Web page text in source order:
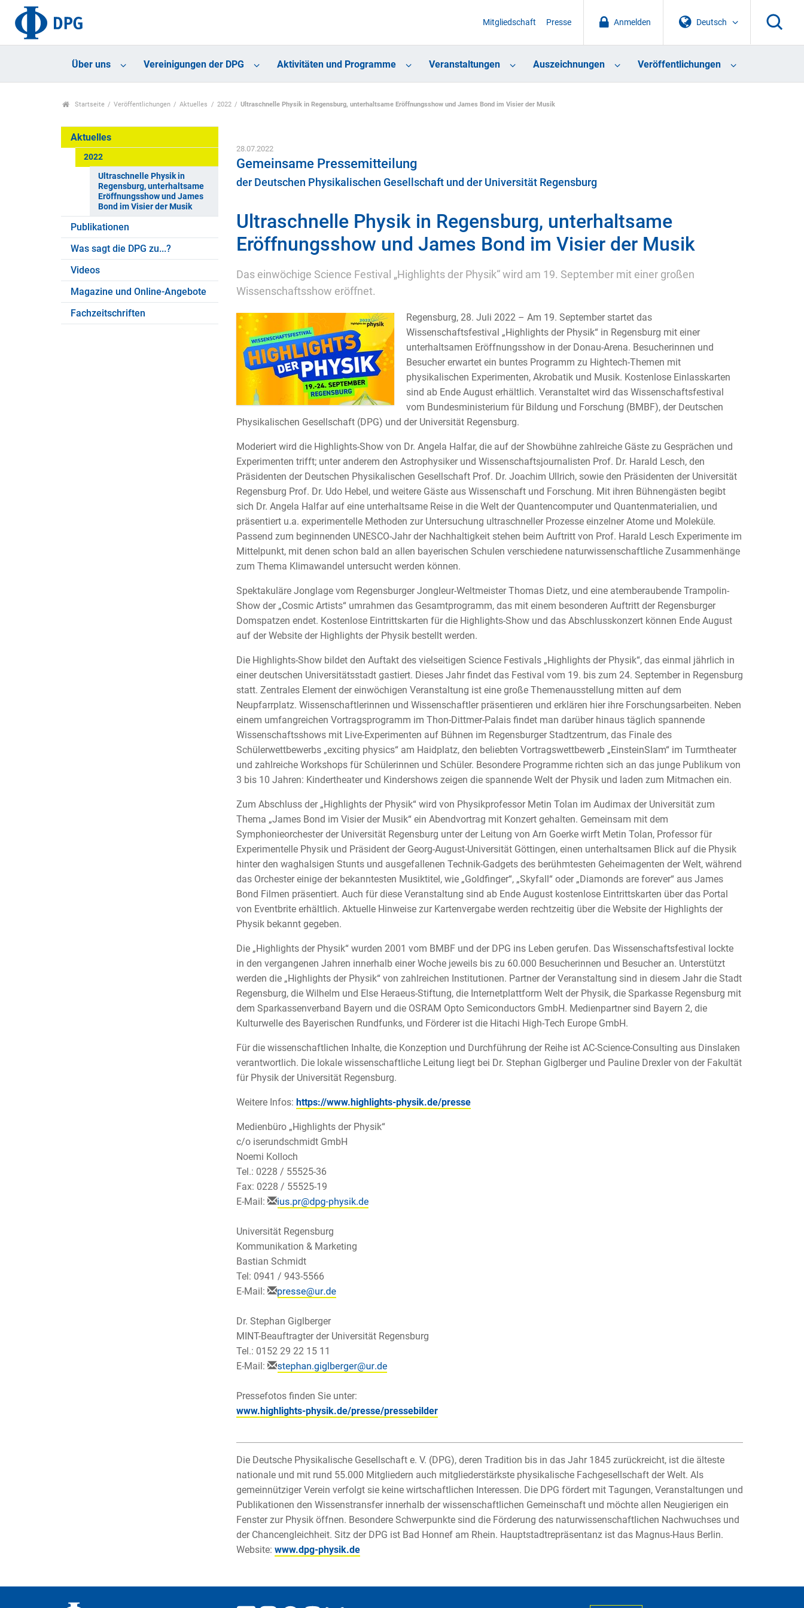
Deutsch
Anmelden
Mitgliedschaft Presse
Über uns Vereinigungen der DPG Aktivitäten und Programme Veranstaltungen Auszeichnungen Veröffentlichungen
Startseite Veröffentlichungen Aktuelles 2022 Ultraschnelle Physik in Regensburg, unterhaltsame Eröffnungsshow und James Bond im Visier der Musik
Aktuelles
2022
Ultraschnelle Physik in
Regensburg, unterhaltsame
Eröffnungsshow und James
Bond im Visier der Musik
Publikationen
Was sagt die DPG zu...?
Videos
Magazine und Online-Angebote
Fachzeitschriften
28.07.2022
Gemeinsame Pressemitteilung
der Deutschen Physikalischen Gesellschaft und der Universität Regensburg
Ultraschnelle Physik in Regensburg, unterhaltsame
Eröffnungsshow und James Bond im Visier der Musik
Das einwöchige Science Festival „Highlights der Physik“ wird am 19. September mit einer großen
Wissenschaftsshow eröffnet.
Regensburg, 28. Juli 2022 – Am 19. September startet das
Wissenschaftsfestival „Highlights der Physik“ in Regensburg mit einer
unterhaltsamen Eröffnungsshow in der Donau-Arena. Besucherinnen und
Besucher erwartet ein buntes Programm zu Hightech-Themen mit
physikalischen Experimenten, Akrobatik und Musik. Kostenlose Einlasskarten
sind ab Ende August erhältlich. Veranstaltet wird das Wissenschaftsfestival
vom Bundesministerium für Bildung und Forschung (BMBF), der Deutschen
Physikalischen Gesellschaft (DPG) und der Universität Regensburg.
Moderiert wird die Highlights-Show von Dr. Angela Halfar, die auf der Showbühne zahlreiche Gäste zu Gesprächen und
Experimenten trifft; unter anderem den Astrophysiker und Wissenschaftsjournalisten Prof. Dr. Harald Lesch, den
Präsidenten der Deutschen Physikalischen Gesellschaft Prof. Dr. Joachim Ullrich, sowie den Präsidenten der Universität
Regensburg Prof. Dr. Udo Hebel, und weitere Gäste aus Wissenschaft und Forschung. Mit ihren Bühnengästen begibt
sich Dr. Angela Halfar auf eine unterhaltsame Reise in die Welt der Quantencomputer und Quantenmaterialien, und
präsentiert u.a. experimentelle Methoden zur Untersuchung ultraschneller Prozesse einzelner Atome und Moleküle.
Passend zum beginnenden UNESCO-Jahr der Nachhaltigkeit stehen beim Auftritt von Prof. Harald Lesch Experimente im
Mittelpunkt, mit denen schon bald an allen bayerischen Schulen verschiedene naturwissenschaftliche Zusammenhänge
zum Thema Klimawandel untersucht werden können.
Spektakuläre Jonglage vom Regensburger Jongleur-Weltmeister Thomas Dietz, und eine atemberaubende Trampolin-
Show der „Cosmic Artists“ umrahmen das Gesamtprogramm, das mit einem besonderen Auftritt der Regensburger
Domspatzen endet. Kostenlose Eintrittskarten für die Highlights-Show und das Abschlusskonzert können Ende August
auf der Website der Highlights der Physik bestellt werden.
Die Highlights-Show bildet den Auftakt des vielseitigen Science Festivals „Highlights der Physik“, das einmal jährlich in
einer deutschen Universitätsstadt gastiert. Dieses Jahr findet das Festival vom 19. bis zum 24. September in Regensburg
statt. Zentrales Element der einwöchigen Veranstaltung ist eine große Themenausstellung mitten auf dem
Neupfarrplatz. Wissenschaftlerinnen und Wissenschaftler präsentieren und erklären hier ihre Forschungsarbeiten. Neben
einem umfangreichen Vortragsprogramm im Thon-Dittmer-Palais findet man darüber hinaus täglich spannende
Wissenschaftsshows mit Live-Experimenten auf Bühnen im Regensburger Stadtzentrum, das Finale des
Schülerwettbewerbs „exciting physics“ am Haidplatz, den beliebten Vortragswettbewerb „EinsteinSlam“ im Turmtheater
und zahlreiche Workshops für Schülerinnen und Schüler. Besondere Programme richten sich an das junge Publikum von
3 bis 10 Jahren: Kindertheater und Kindershows zeigen die spannende Welt der Physik und laden zum Mitmachen ein.
Zum Abschluss der „Highlights der Physik“ wird von Physikprofessor Metin Tolan im Audimax der Universität zum
Thema „James Bond im Visier der Musik“ ein Abendvortrag mit Konzert gehalten. Gemeinsam mit dem
Symphonieorchester der Universität Regensburg unter der Leitung von Arn Goerke wirft Metin Tolan, Professor für
Experimentelle Physik und Präsident der Georg-August-Universität Göttingen, einen unterhaltsamen Blick auf die Physik
hinter den waghalsigen Stunts und ausgefallenen Technik-Gadgets des berühmtesten Geheimagenten der Welt, während
das Orchester einige der bekanntesten Musiktitel, wie „Goldfinger“, „Skyfall“ oder „Diamonds are forever“ aus James
Bond Filmen präsentiert. Auch für diese Veranstaltung sind ab Ende August kostenlose Eintrittskarten über das Portal
von Eventbrite erhältlich. Aktuelle Hinweise zur Kartenvergabe werden rechtzeitig über die Website der Highlights der
Physik bekannt gegeben.
Die „Highlights der Physik“ wurden 2001 vom BMBF und der DPG ins Leben gerufen. Das Wissenschaftsfestival lockte
in den vergangenen Jahren innerhalb einer Woche jeweils bis zu 60.000 Besucherinnen und Besucher an. Unterstützt
werden die „Highlights der Physik“ von zahlreichen Institutionen. Partner der Veranstaltung sind in diesem Jahr die Stadt
Regensburg, die Wilhelm und Else Heraeus-Stiftung, die Internetplattform Welt der Physik, die Sparkasse Regensburg mit
dem Sparkassenverband Bayern und die OSRAM Opto Semiconductors GmbH. Medienpartner sind Bayern 2, die
Kulturwelle des Bayerischen Rundfunks, und Förderer ist die Hitachi High-Tech Europe GmbH.
Für die wissenschaftlichen Inhalte, die Konzeption und Durchführung der Reihe ist AC-Science-Consulting aus Dinslaken
verantwortlich. Die lokale wissenschaftliche Leitung liegt bei Dr. Stephan Giglberger und Pauline Drexler von der Fakultät
für Physik der Universität Regensburg.
Weitere Infos: https://www.highlights-physik.de/presse
Medienbüro „Highlights der Physik“
c/o iserundschmidt GmbH
Noemi Kolloch
Tel.: 0228 / 55525-36
Fax: 0228 / 55525-19
E-Mail:
Universität Regensburg
Kommunikation & Marketing
Bastian Schmidt
Tel: 0941 / 943-5566
E-Mail:
Dr. Stephan Giglberger
MINT-Beauftragter der Universität Regensburg
Tel.: 0152 29 22 15 11
E-Mail:
Pressefotos finden Sie unter:
www.highlights-physik.de/presse/pressebilder
Die Deutsche Physikalische Gesellschaft e. V. (DPG), deren Tradition bis in das Jahr 1845 zurückreicht, ist die älteste
nationale und mit rund 55.000 Mitgliedern auch mitgliederstärkste physikalische Fachgesellschaft der Welt. Als
gemeinnütziger Verein verfolgt sie keine wirtschaftlichen Interessen. Die DPG fördert mit Tagungen, Veranstaltungen und
Publikationen den Wissenstransfer innerhalb der wissenschaftlichen Gemeinschaft und möchte allen Neugierigen ein
Fenster zur Physik öffnen. Besondere Schwerpunkte sind die Förderung des naturwissenschaftlichen Nachwuchses und
der Chancengleichheit. Sitz der DPG ist Bad Honnef am Rhein. Hauptstadtrepräsentanz ist das Magnus-Haus Berlin.
Website: www.dpg-physik.de